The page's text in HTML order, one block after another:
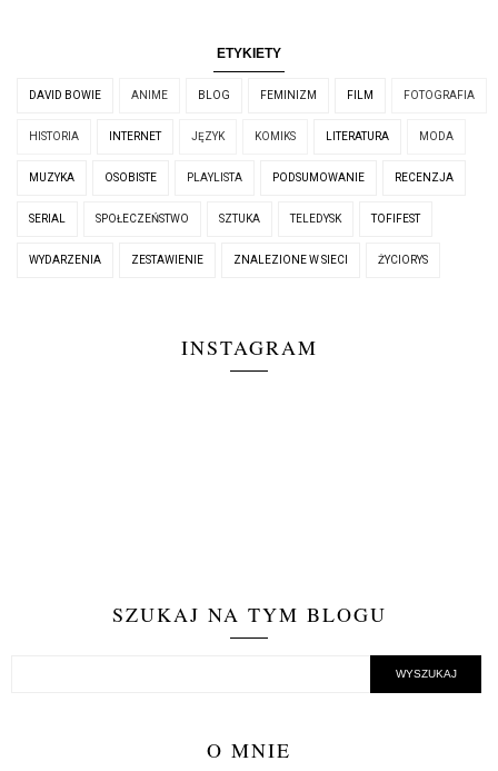
ETYKIETY
DAVID BOWIE ANIME BLOG FEMINIZM FILM FOTOGRAFIA
HISTORIA INTERNET JĘZYK KOMIKS LITERATURA MODA
MUZYKA OSOBISTE PLAYLISTA PODSUMOWANIE RECENZJA
SERIAL SPOŁECZEŃSTWO SZTUKA TELEDYSK TOFIFEST
WYDARZENIA ZESTAWIENIE ZNALEZIONE W SIECI ŻYCIORYS
INSTAGRAM
SZUKAJ NA TYM BLOGU
O MNIE